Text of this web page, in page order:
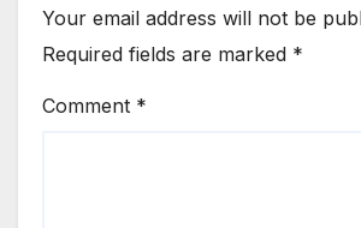
Your email address will not be
Required fields are marked *
Comment *